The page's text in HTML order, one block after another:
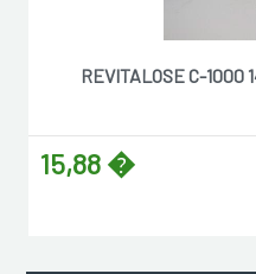
REVITALOSE C-1000
15,88 �